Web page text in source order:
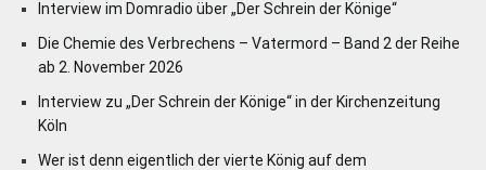
Interview im Domradio über „Der Schrein der Könige“
Die Chemie des Verbrechens – Vatermord – Band 2 der Reihe
ab 2. November 2026
Interview zu „Der Schrein der Könige“ in der Kirchenzeitung
Köln
Wer ist denn eigentlich der vierte König auf dem